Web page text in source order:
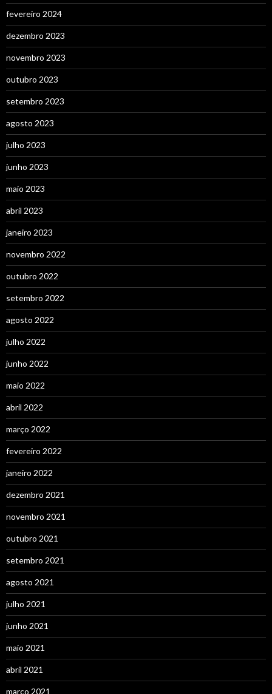
fevereiro 2024
dezembro 2023
novembro 2023
outubro 2023
setembro 2023
agosto 2023
julho 2023
junho 2023
maio 2023
abril 2023
janeiro 2023
novembro 2022
outubro 2022
setembro 2022
agosto 2022
julho 2022
junho 2022
maio 2022
abril 2022
março 2022
fevereiro 2022
janeiro 2022
dezembro 2021
novembro 2021
outubro 2021
setembro 2021
agosto 2021
julho 2021
junho 2021
maio 2021
abril 2021
março 2021